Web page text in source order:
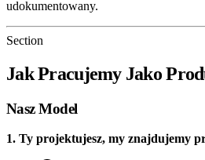
udokumentowany.
Section
Jak Pracujemy Jako
Nasz Model
1. Ty projektujesz, my znajdujemy